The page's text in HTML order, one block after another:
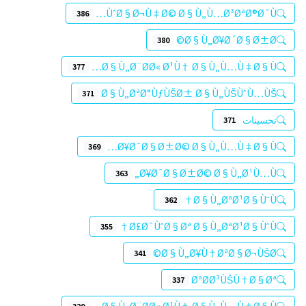
ÙˆØ§Ø¬Ù‡Ø© Ø§Ù„Ù…Ø³ØªØ®Ø¯Ù…
386
Ø§Ù„Ø¥Ø´Ø§Ø±Ø©
380
Ø§Ù„Ø¨Ø­Ø« Ø¹Ù† Ø§Ù„Ù…Ù‡Ø§Ù…
377
Ø§Ù„ØªØ°ÙƒÙŠØ± Ø§Ù„ÙŠÙˆÙ…ÙŠ
371
تحسينات 371
Ø¥Ø¯Ø§Ø±Ø© Ø§Ù„Ù…Ù‡Ø§Ù…
369
Ø¥Ø¯Ø§Ø±Ø© Ø§Ù„Ø¹Ù…Ù„
363
Ø§Ù„ØªØ¹Ø§ÙˆÙ†
362
Ø£Ø¯ÙˆØ§Øª Ø§Ù„ØªØ¹Ø§ÙˆÙ†
355
Ø§Ù„Ø¥Ù†ØªØ§Ø¬ÙŠØ©
341
ØªØØ³ÙŠÙ†Ø§Øª
337